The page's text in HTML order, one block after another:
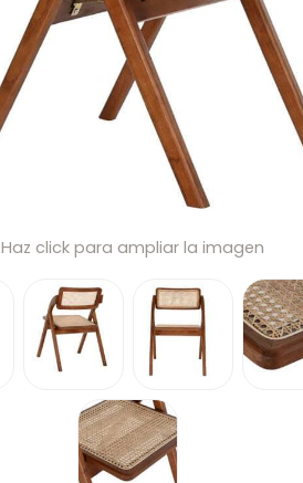
Haz click para ampliar la imagen